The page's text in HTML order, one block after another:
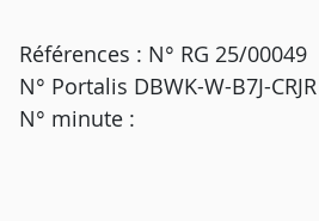
Références : N° RG 25/00049
N° Portalis DBWK-W-B7J-CRJR
N° minute :